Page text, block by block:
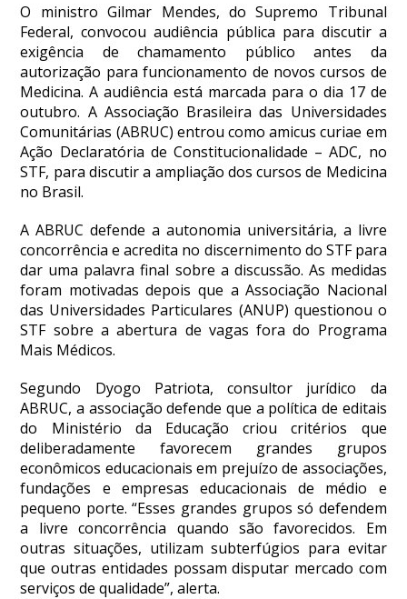
O ministro Gilmar Mendes, do Supremo Tribunal
Federal, convocou audiência pública para discutir a
exigência de chamamento público antes da
autorização para funcionamento de novos cursos de
Medicina. A audiência está marcada para o dia 17 de
outubro. A Associação Brasileira das Universidades
Comunitárias (ABRUC) entrou comoamicus curiae em
Ação Declaratória de Constitucionalidade – ADC, no
STF, para discutir a ampliação dos cursos de Medicina
no Brasil.
A ABRUC defende a autonomia universitária, a livre
concorrência e acredita no discernimento do STF para
dar uma palavra final sobre a discussão. As medidas
foram motivadas depois que a Associação Nacional
das Universidades Particulares (ANUP) questionou o
STF sobre a abertura de vagas fora do Programa
Mais Médicos.
Segundo Dyogo Patriota, consultor jurídico da
ABRUC, a associação defende que a política de editais
do Ministério da Educação criou critérios que
deliberadamente favorecem grandes grupos
econômicos educacionais em prejuízo de associações,
fundações e empresas educacionais de médio e
pequeno porte. “Esses grandes grupos só defendem
a livre concorrência quando são favorecidos. Em
outras situações, utilizam subterfúgios para evitar
que outras entidades possam disputar mercado com
serviços de qualidade”, alerta.